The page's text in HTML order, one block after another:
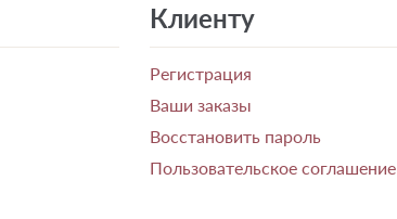
Клиенту
Регистрация
Ваши заказы
Восстановить пароль
Пользовательское соглашение